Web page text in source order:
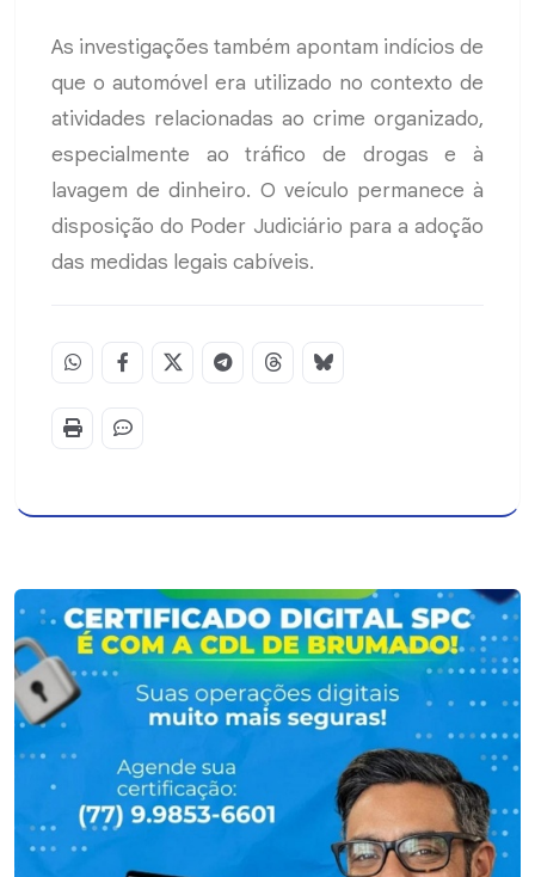
As investigações também apontam indícios de
que o automóvel era utilizado no contexto de
atividades relacionadas ao crime organizado,
especialmente ao tráfico de drogas e à
lavagem de dinheiro. O veículo permanece à
disposição do Poder Judiciário para a adoção
das medidas legais cabíveis.